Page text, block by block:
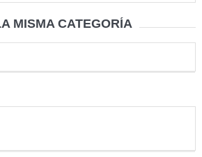
MISMA CATEGORÍA